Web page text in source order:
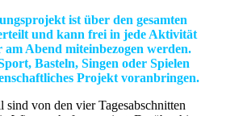
ist über den gesamten
und kann frei in jede Aktivität
am Abend miteinbezogen werden.
Basteln, Singen oder Spielen
Projekt voranbringen.
von den vier Tagesabschnitten